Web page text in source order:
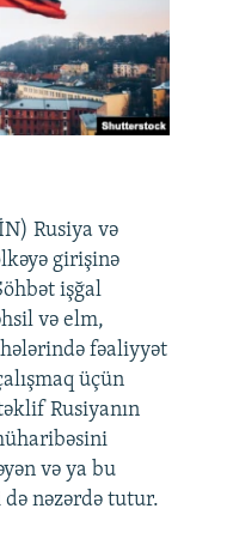
Rusiya və
girişinə
işğal
və elm,
fəaliyyət
üçün
Rusiyanın
və ya bu
nəzərdə tutur.